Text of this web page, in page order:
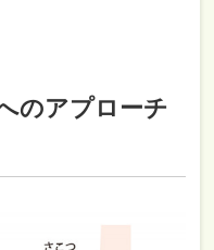
のアプローチ